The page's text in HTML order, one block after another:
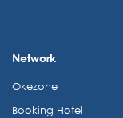
Network
Okezone
Booking Hotel